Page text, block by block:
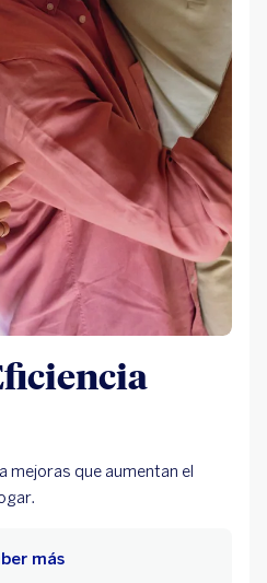
mejoras que aumentan el
más